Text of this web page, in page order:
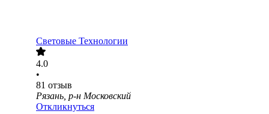
Световые Технологии
4.0
•
81 отзыв
Рязань, р-н Московский
Откликнуться